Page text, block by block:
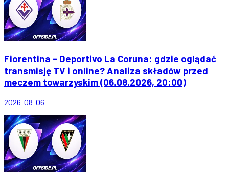
Fiorentina - Deportivo La Coruna: gdzie oglądać
transmisję TV i online? Analiza składów przed
meczem towarzyskim (06.08.2026, 20:00)
2026-08-06